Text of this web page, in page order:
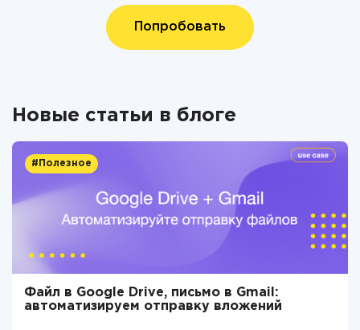
Попробовать
Новые статьи в блоге
#Полезное
Файл в Google Drive, письмо в Gmail:
автоматизируем отправку вложений